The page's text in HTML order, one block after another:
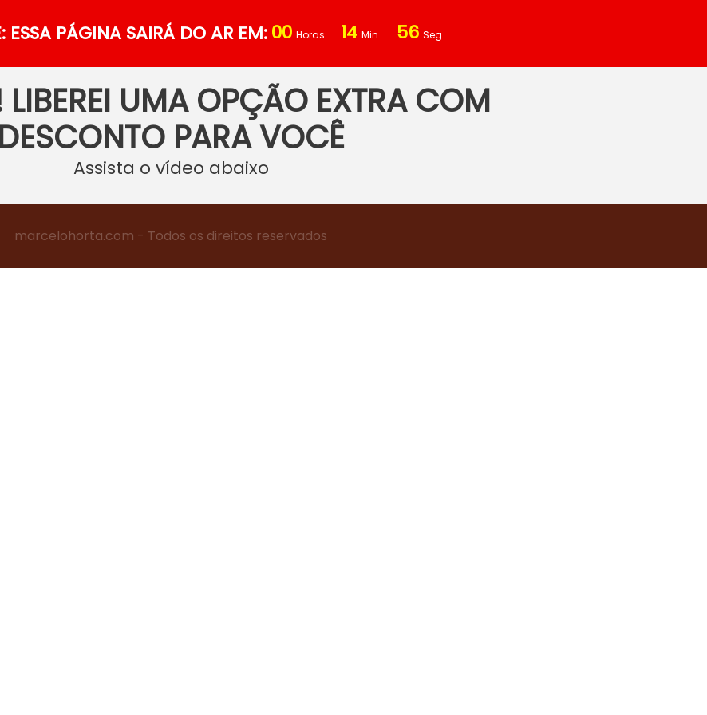
ESSA PÁGINA SAIRÁ DO AR EM:00 Horas 14 Min. 55 Seg.
UMA OPÇÃO EXTRA COM
DESCONTO PARA VOCÊ
Assista o vídeo abaixo
marcelohorta.com - Todos os direitos reservados